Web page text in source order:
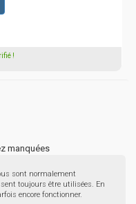
!
manquées
sont normalement
toujours être utilisées. En
encore fonctionner.